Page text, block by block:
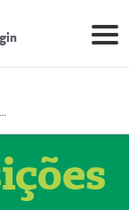
Prestador Decordis Exames Cardiológicos LTDA (51004346-0)